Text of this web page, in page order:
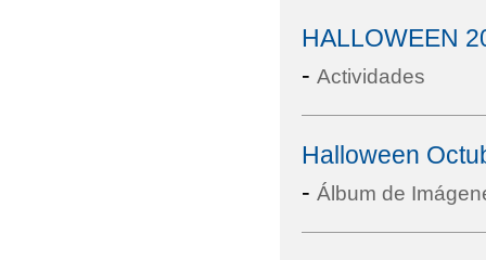
HALLOWEEN
- Actividades
Halloween
- Álbum de